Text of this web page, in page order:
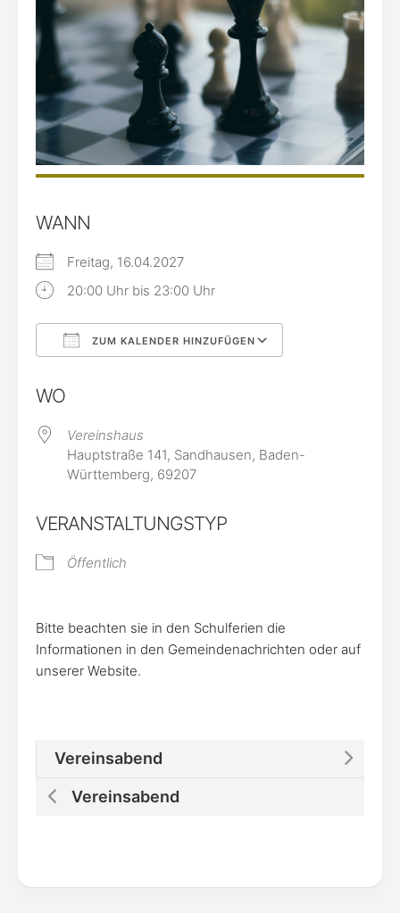
WANN
Freitag, 16.04.2027
20:00 Uhr bis 23:00 Uhr
ZUM KALENDER HINZUFÜGEN
WO
Vereinshaus
Hauptstraße 141, Sandhausen, Baden-
Württemberg, 69207
VERANSTALTUNGSTYP
Öffentlich
Bitte beachten sie in den Schulferien die
Informationen in den Gemeindenachrichten oder auf
unserer Website.
Vereinsabend
Vereinsabend